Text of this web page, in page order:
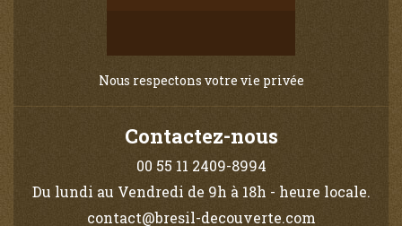
Nous respectons votre vie privée
Contactez-nous
00 55 11 2409-8994
Du lundi au Vendredi de 9h à 18h - heure locale.
contact@bresil-decouverte.com